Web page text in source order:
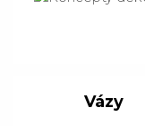
Vázy